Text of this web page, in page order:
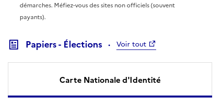
démarches. Méfiez-vous des sites non officiels (souvent
payants).
Papiers - Élections Voir tout
Carte Nationale d'Identité